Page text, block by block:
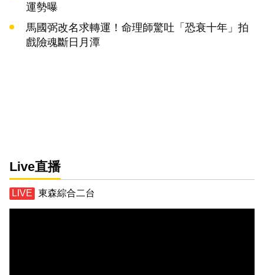
運勢曝
馬國弼改名求轉運！命理師驚吐「恐衰十年」拍
戲險魂斷日月潭
Live直播
東森綜合二台